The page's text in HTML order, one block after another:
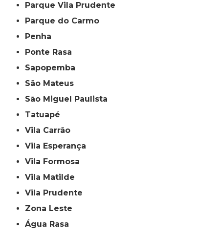
Parque Vila Prudente
Parque do Carmo
Penha
Ponte Rasa
Sapopemba
São Mateus
São Miguel Paulista
Tatuapé
Vila Carrão
Vila Esperança
Vila Formosa
Vila Matilde
Vila Prudente
Zona Leste
Água Rasa